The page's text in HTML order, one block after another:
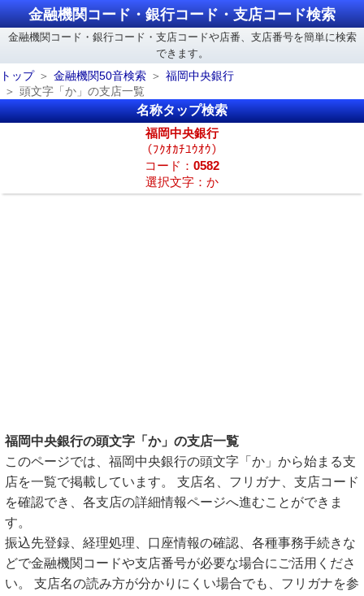
金融機関コード・銀行コード・支店コード検索
金融機関コード・銀行コード・支店コードや店番、支店番号を簡単に検索
できます。
トップ
金融機関50音検索
福岡中央銀行
頭文字「か」の支店一覧
名称タップ検索
福岡中央銀行
（ﾌｸｵｶﾁﾕｳｵｳ）
コード： 0582
選択文字：か
福岡中央銀行の頭文字「か」の支店一覧
このページでは、福岡中央銀行の頭文字「か」から始まる支
店を一覧で掲載しています。 支店名、フリガナ、支店コード
を確認でき、各支店の詳細情報ページへ進むことができま
す。
振込先登録、経理処理、口座情報の確認、各種事務手続きな
どで金融機関コードや支店番号が必要な場合にご活用くださ
い。 支店名の読み方が分かりにくい場合でも、フリガナを参